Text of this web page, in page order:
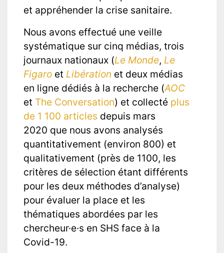
et appréhender la crise sanitaire.
Nous avons effectué une veille
systématique sur cinq médias, trois
journaux nationaux (Le Monde, Le
Figaro et Libération et deux médias
en ligne dédiés à la recherche (AOC
et The Conversation) et collecté plus
de 1 100 articles depuis mars
2020 que nous avons analysés
quantitativement (environ 800) et
qualitativement (près de 1100, les
critères de sélection étant différents
pour les deux méthodes d’analyse)
pour évaluer la place et les
thématiques abordées par les
chercheur·e·s en SHS face à la
Covid-19.